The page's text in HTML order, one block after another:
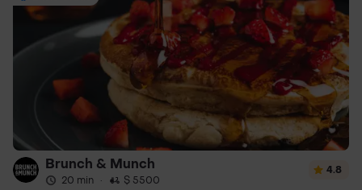
Brunch & Munch
20 min · $ 5500
4.8